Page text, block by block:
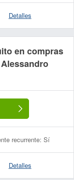
Detalles
en compras
recurrente: Sí
Detalles